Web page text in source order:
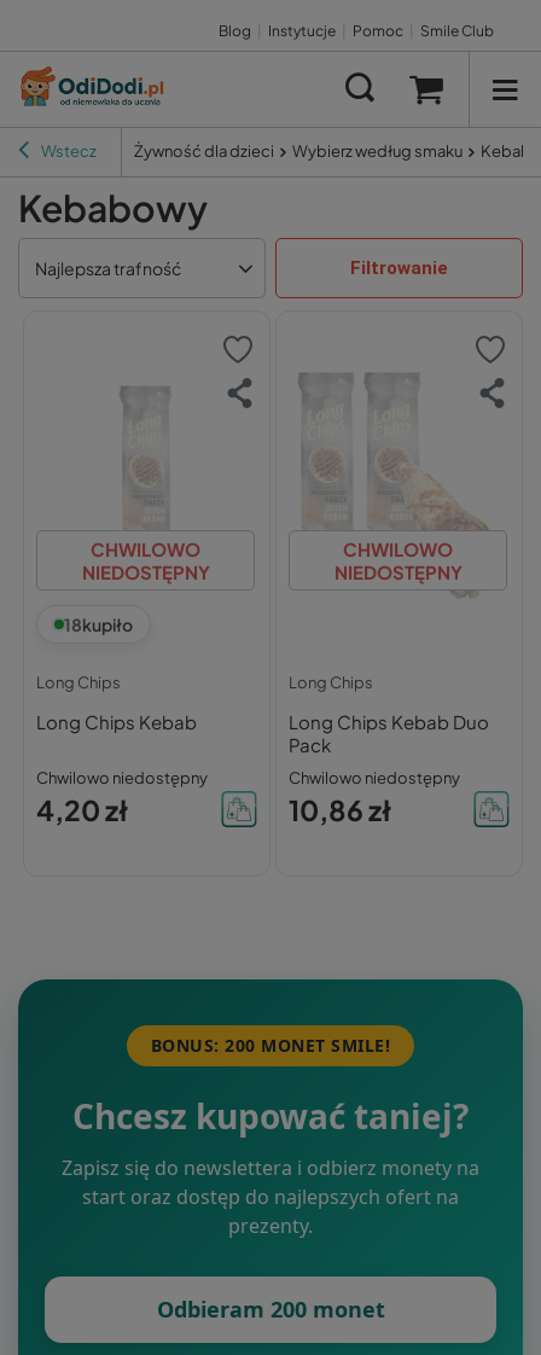
Blog Instytucje Pomoc Smile Club
Wstecz Żywność dla dzieci Wybierz według smaku
Kebabowy
Najlepsza trafność Filtrowanie
CHWILOWO
NIEDOSTĘPNY
18kupiło
Long Chips
Long Chips Kebab
Chwilowo niedostępny
4,20 zł
CHWILOWO
NIEDOSTĘPNY
Long Chips
Long Chips Kebab Duo
Pack
Chwilowo niedostępny
10,86 zł
BONUS: 200 MONET SMILE!
Chcesz kupować taniej?
Zapisz się do newslettera i odbierz monety na
start oraz dostęp do najlepszych ofert na
prezenty.
Odbieram 200 monet